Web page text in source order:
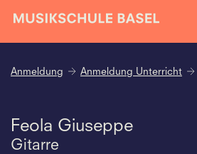
Anmeldung Anmeldung Unterricht
Feola Giuseppe
Gitarre